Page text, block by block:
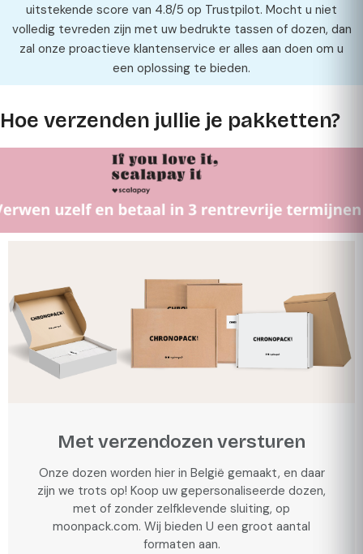
uitstekende score van 4.8/5 op Trustpilot. Mocht u niet
volledig tevreden zijn met uw bedrukte tassen of dozen, dan
zal onze proactieve klantenservice er alles aan doen om u
een oplossing te bieden.
Hoe verzenden jullie je pakketten?
Met verzendozen versturen
Onze dozen worden hier in België gemaakt, en daar
zijn we trots op! Koop uw gepersonaliseerde dozen,
met of zonder zelfklevende sluiting, op
moonpack.com. Wij bieden U een groot aantal
formaten aan.